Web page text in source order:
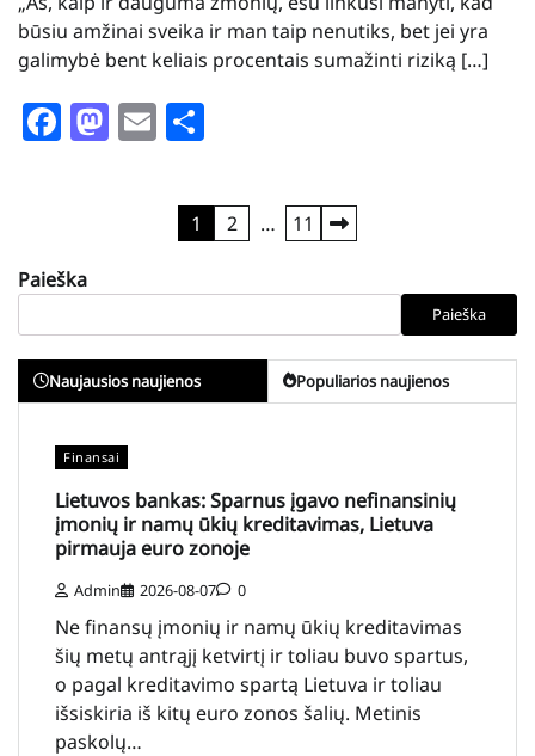
būsiu amžinai sveika ir man taip nenutiks, bet jei yra
galimybė bent keliais procentais sumažinti riziką […]
Facebook
Mastodon
Email
puslapiavimas
1 2 … 11
Paieška
Paieška
Naujausios naujienos Populiarios naujienos
Finansai
Lietuvos bankas: Sparnus įgavo nefinansinių
įmonių ir namų ūkių kreditavimas, Lietuva
pirmauja euro zonoje
Admin 2026-08-07 0
Ne finansų įmonių ir namų ūkių kreditavimas
šių metų antrąjį ketvirtį ir toliau buvo spartus,
o pagal kreditavimo spartą Lietuva ir toliau
išsiskiria iš kitų euro zonos šalių. Metinis
paskolų…